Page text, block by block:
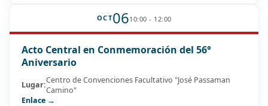
OCT0610:00 - 12:00
Acto Central en Conmemoración del 56°
Aniversario
Lugar:Centro de Convenciones Facultativo "José Passaman
Camino"
Enlace →